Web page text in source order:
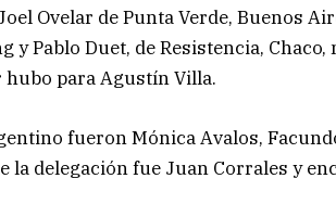
Ovelar de Punta Verde, Buenos
y Pablo Duet, de Resistencia,
para Agustín Villa.
fueron Mónica Avalos,
la delegación fue Juan Corrales y